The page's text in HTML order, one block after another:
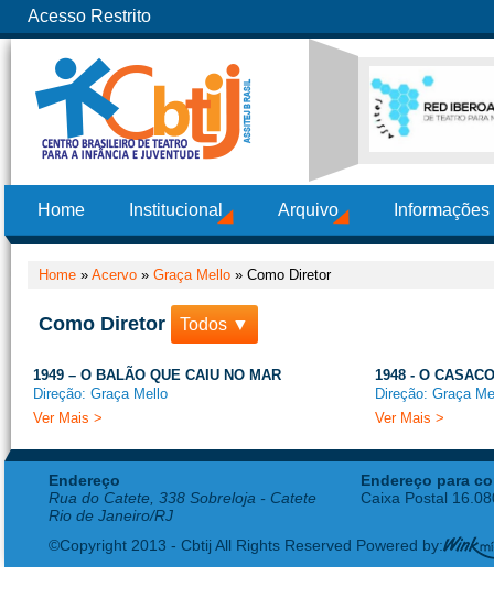
Acesso Restrito
Home Institucional Arquivo
Home » Acervo » Graça Mello » Como Diretor
Como Diretor Todos ▼
1949 – O BALÃO QUE CAIU NO MAR
Direção: Graça Mello
Ver Mais >
1948 - O
Direção: Graça
Ver Mais >
Endereço
Rua do Catete, 338 Sobreloja - Catete
Rio de Janeiro/RJ
Endereço para
Caixa Postal
©Copyright 2013 - Cbtij All Rights Reserved Powered by: